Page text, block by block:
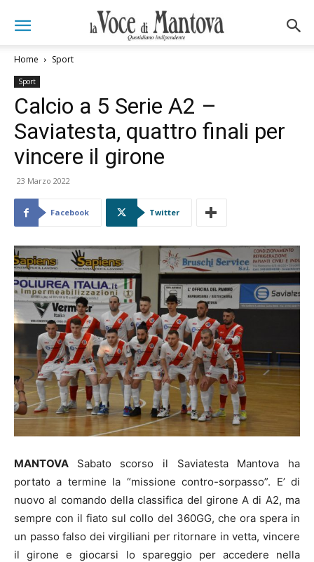
Home Sport
Sport
Calcio a 5 Serie A2 –
Saviatesta, quattro finali per
vincere il girone
23 Marzo 2022
Facebook Twitter
MANTOVA Sabato scorso il Saviatesta Mantova ha
portato a termine la “missione contro-sorpasso”. E’ di
nuovo al comando della classifica del girone A di A2, ma
sempre con il fiato sul collo del 360GG, che ora spera in
un passo falso dei virgiliani per ritornare in vetta, vincere
il girone e giocarsi lo spareggio per accedere nella